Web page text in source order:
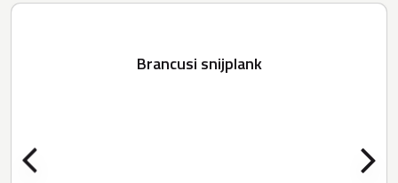
Brancusi snijplank